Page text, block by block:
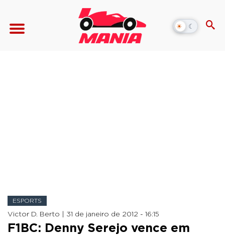
☀ ☾
Alternar
modo
ESPORTS
Victor D. Berto | 31 de janeiro de 2012 - 16:15
F1BC: Denny Serejo vence em